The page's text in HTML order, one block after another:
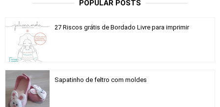
POPULAR POSTS
27 Riscos grátis de Bordado Livre para imprimir
Sapatinho de feltro com moldes